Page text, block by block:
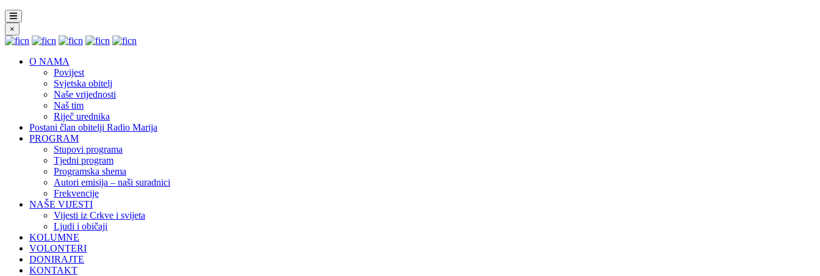
×
O NAMA
Povijest
Svjetska obitelj
Naše vrijednosti
Naš tim
Riječ urednika
Postani član obitelji Radio Marija
PROGRAM
Stupovi programa
Tjedni program
Programska shema
Autori emisija – naši suradnici
Frekvencije
NAŠE VIJESTI
Vijesti iz Crkve i svijeta
Ljudi i običaji
KOLUMNE
VOLONTERI
DONIRAJTE
KONTAKT